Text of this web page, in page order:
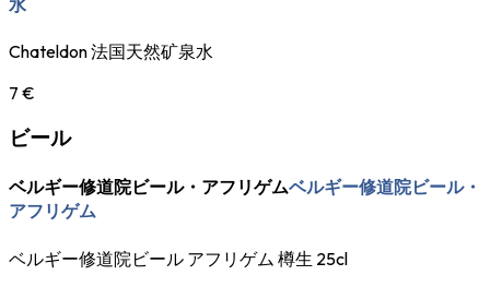
水
Chateldon 法国天然矿泉水
7 €
ビール
ベルギー修道院ビール・アフリゲムベルギー修道院ビール・
アフリゲム
ベルギー修道院ビール アフリゲム 樽生 25cl